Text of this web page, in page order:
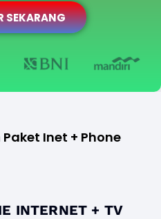
SEKARANG
Inet + Phone
INTERNET + TV